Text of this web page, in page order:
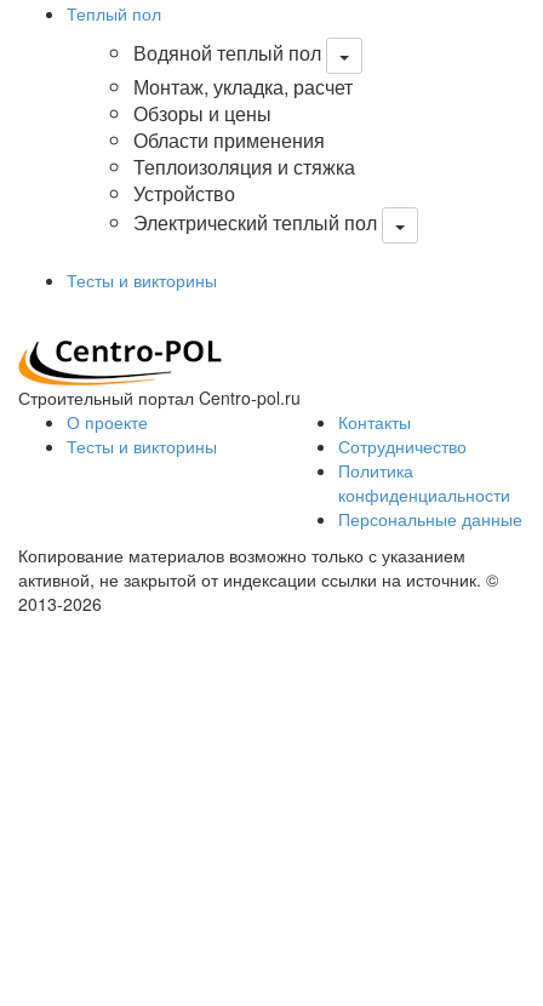
Теплый пол
Водяной теплый пол
Монтаж, укладка, расчет
Обзоры и цены
Области применения
Теплоизоляция и стяжка
Устройство
Электрический теплый пол
Тесты и викторины
Строительный портал Centro-pol.ru
О проекте
Тесты и викторины
Контакты
Сотрудничество
Политика
конфиденциальности
Персональные данные
Копирование материалов возможно только с указанием
активной, не закрытой от индексации ссылки на источник. ©
2013-2026